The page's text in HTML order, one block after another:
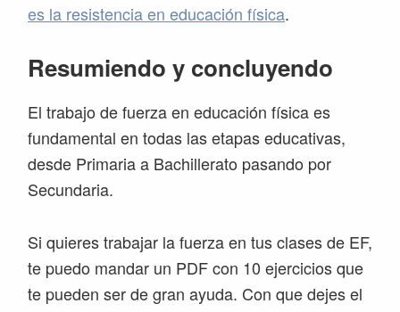
es la resistencia en educación física.
Resumiendo y concluyendo
El trabajo de fuerza en educación física es
fundamental en todas las etapas educativas,
desde Primaria a Bachillerato pasando por
Secundaria.
Si quieres trabajar la fuerza en tus clases de EF,
te puedo mandar un PDF con 10 ejercicios que
te pueden ser de gran ayuda. Con que dejes el